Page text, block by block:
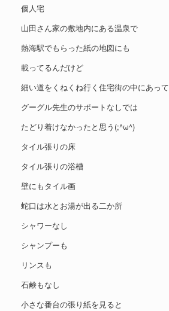
個人宅
山田さん家の敷地内にある温泉で
熱海駅でもらった紙の地図にも
載ってるんだけど
細い道をくねくね行く住宅街の中にあって
グーグル先生のサポートなしでは
たどり着けなかったと思う(;^ω^)
タイル張りの床
タイル張りの浴槽
壁にもタイル画
蛇口は水とお湯が出る二か所
シャワーなし
シャンプーも
リンスも
石鹸もなし
小さな番台の張り紙を見ると